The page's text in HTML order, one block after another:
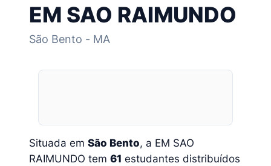
EM SAO RAIMUNDO
São Bento - MA
Situada em São Bento, a EM SAO
RAIMUNDO tem 61 estudantes distribuídos